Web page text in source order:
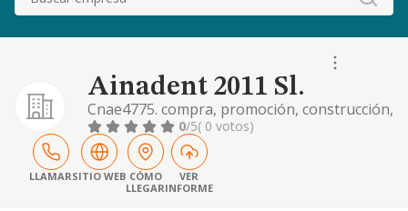
Ainadent 2011 Sl.
Cnae4775. compra, promoción, construcción,
venta de fincas. compra, venta, distribución
de bebidas, hostelería, vending, quioscos.
compra, promoción, distribución de artículos
de regalo. asesoramiento, asistencia en
materia médica, odontológica. compraventa
0/5( 0 votos)
LLAMARSITIO WEB CÓMO
LLEGAR
VER
INFORME